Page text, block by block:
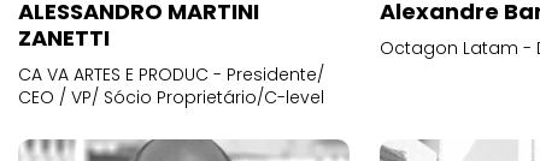
ALESSANDRO MARTINI
ZANETTI
CA VA ARTES E PRODUC - Presidente/
CEO / VP/ Sócio Proprietário/C-level
Alexandre
Octagon Latam -